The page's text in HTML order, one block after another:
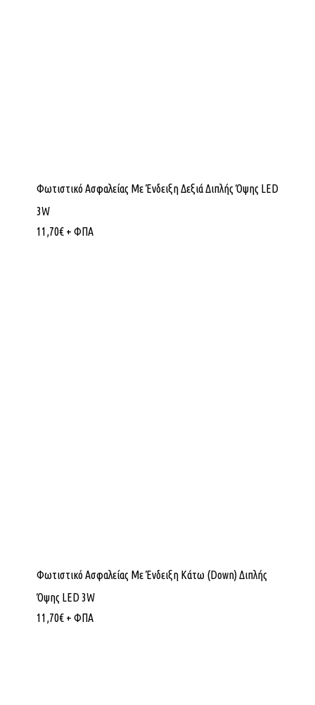
Φωτιστικό Ασφαλείας Με Ένδειξη Δεξιά Διπλής Όψης LED
3W
11,70€ + ΦΠΑ
Φωτιστικό Ασφαλείας Με Ένδειξη Κάτω (Down) Διπλής
Όψης LED 3W
11,70€ + ΦΠΑ